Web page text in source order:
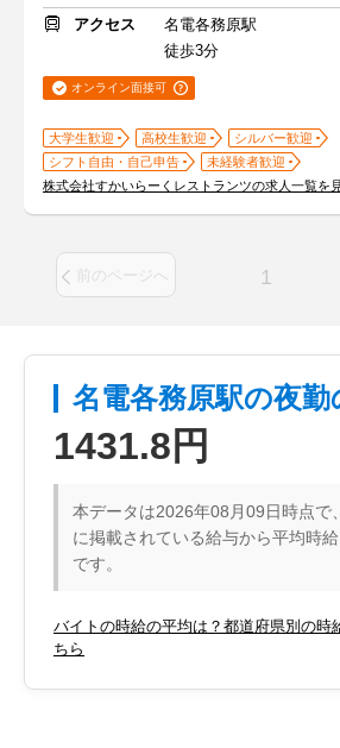
アクセス
名電各務原駅
徒歩3分
オンライン面接可
大学生歓迎 高校生歓迎
シルバー歓迎
シフト自由・自己申告
未経験者歓迎
株式会社すかいらーくレストランツの求人一覧を
前のページへ 1
名電各務原駅の夜勤
1431.8円
本データは2026年08月09日時点で
に掲載されている給与から平均時
です。
バイトの時給の平均は？都道府県別の時
ちら